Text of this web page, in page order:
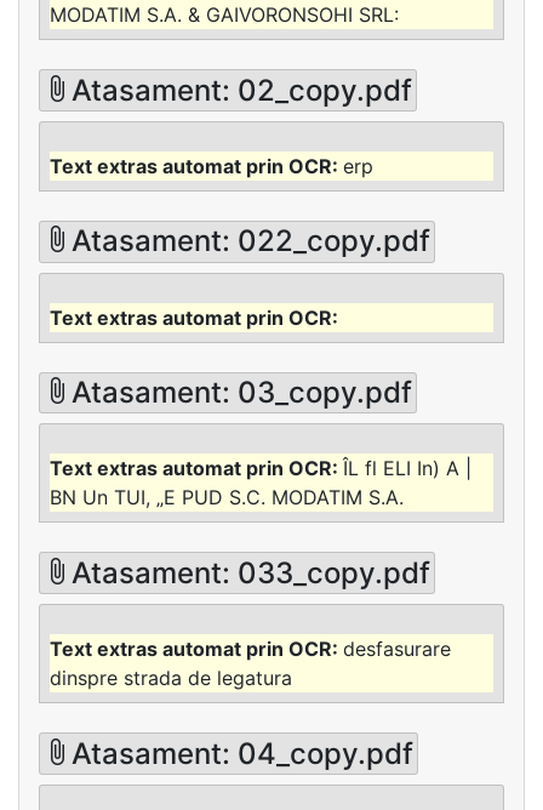
MODATIM S.A. & GAIVORONSOHI SRL:
Atasament: 02_copy.pdf
erp
Atasament: 022_copy.pdf
Atasament: 03_copy.pdf
ÎL fl ELI In) A |
BN Un TUI, „E PUD S.C. MODATIM S.A.
Atasament: 033_copy.pdf
desfasurare
dinspre strada de legatura
Atasament: 04_copy.pdf